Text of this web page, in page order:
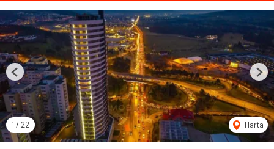
1 / 22 Harta
Previous Next